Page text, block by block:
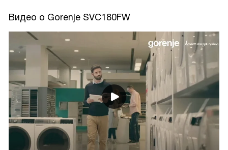
Видео о Gorenje SVC180FW